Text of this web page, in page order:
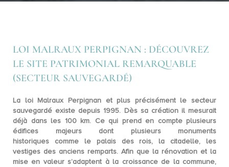
LOI MALRAUX PERPIGNAN : DÉCOUVREZ
LE SITE PATRIMONIAL REMARQUABLE
(SECTEUR SAUVEGARDÉ)
La loi Malraux Perpignan et plus précisément le secteur
sauvegardé existe depuis 1995. Dès sa création il mesurait
déjà dans les 100 km. Ce qui prend en compte plusieurs
édifices majeurs dont plusieurs monuments
historiques comme le palais des rois, la citadelle, les
vestiges des anciens remparts. Afin que la rénovation et la
mise en valeur s’adaptent à la croissance de la commune,